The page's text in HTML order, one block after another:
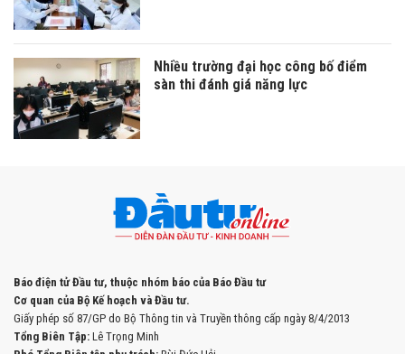
Nhiều trường đại học công bố điểm
sàn thi đánh giá năng lực
Báo điện tử Đầu tư, thuộc nhóm báo của Báo Đầu tư
Cơ quan của Bộ Kế hoạch và Đầu tư.
Giấy phép số 87/GP do Bộ Thông tin và Truyền thông cấp ngày 8/4/2013
Tổng Biên Tập: Lê Trọng Minh